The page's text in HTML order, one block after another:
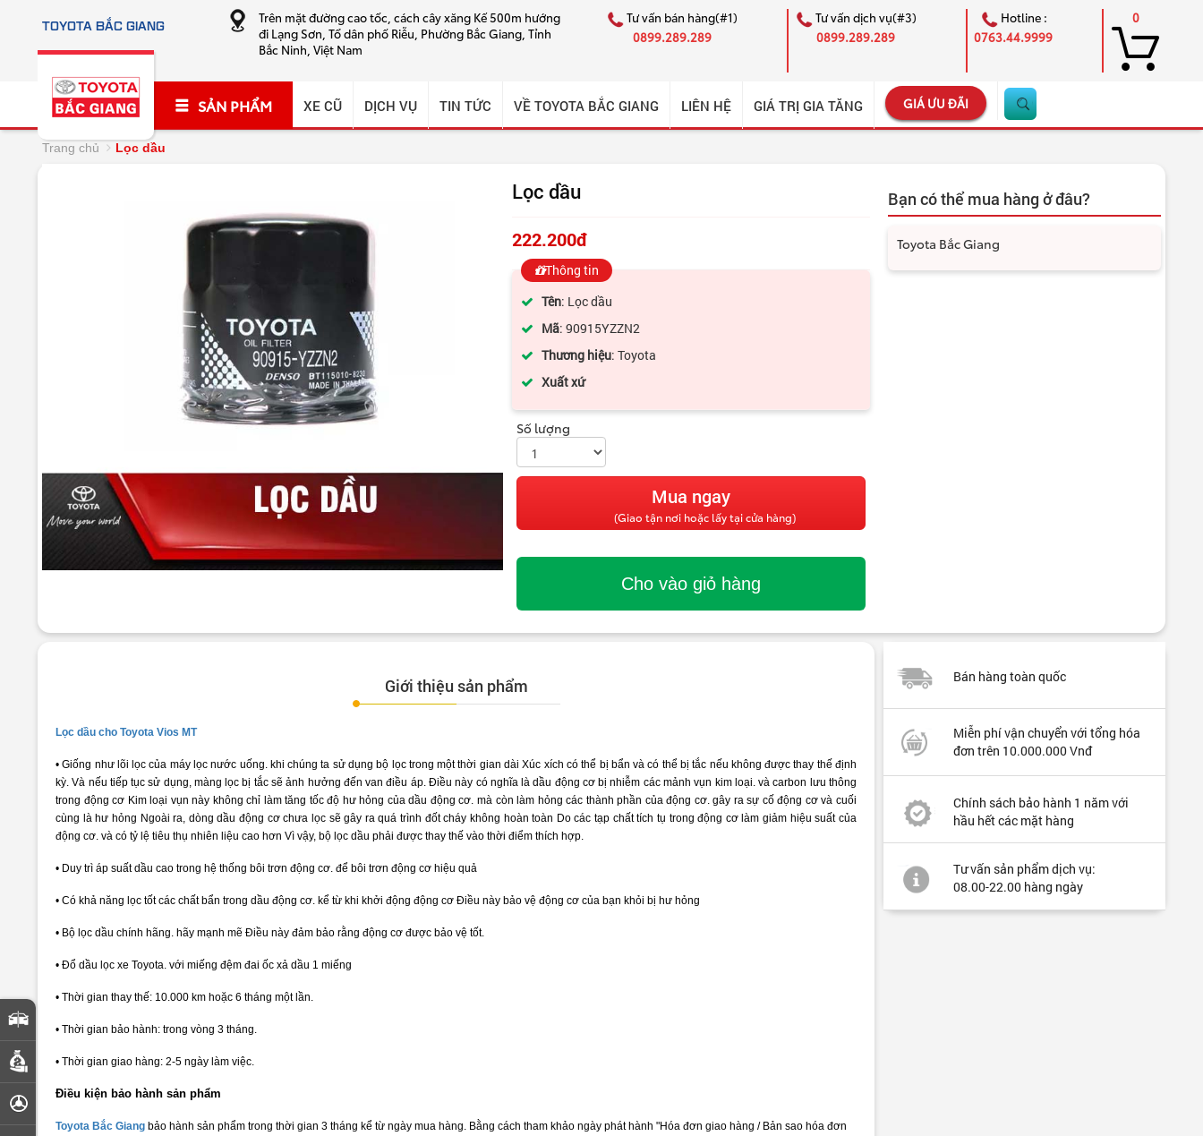
TOYOTA BẮC GIANG
Trên mặt đường cao tốc, cách cây xăng Kế 500m hướng
đi Lạng Sơn, Tổ dân phố Riễu, Phường Bắc Giang, Tỉnh
Bắc Ninh, Việt Nam
Tư vấn bán hàng(#1)
0899.289.289
Tư vấn dịch vụ(#3)
0899.289.289
Hotline :
0763.44.9999
0
SẢN PHẨM XE CŨ DỊCH VỤ TIN TỨC VỀ TOYOTA BẮC GIANG LIÊN HỆ GIÁ TRỊ GIA TĂNG GIÁ ƯU ĐÃI
Trang chủ Lọc dầu
Lọc dầu
222.200đ
Thông tin
Tên: Lọc dầu
Mã: 90915YZZN2
Thương hiệu: Toyota
Xuất xứ
Số lượng
(Giao tận nơi hoặc lấy tại cửa hàng)
Bạn có thể mua hàng ở đâu?
Toyota Bắc Giang
Giới thiệu sản phẩm
Lọc dầu cho Toyota Vios MT
• Giống như lõi lọc của máy lọc nước uống. khi chúng ta sử dụng bộ lọc trong một thời gian dài Xúc xích có thể bị bẩn và có thể bị tắc nếu không được thay thế định
kỳ. Và nếu tiếp tục sử dụng, màng lọc bị tắc sẽ ảnh hưởng đến van điều áp. Điều này có nghĩa là dầu động cơ bị nhiễm các mảnh vụn kim loại. và carbon lưu thông
trong động cơ Kim loại vụn này không chỉ làm tăng tốc độ hư hỏng của dầu động cơ. mà còn làm hỏng các thành phần của động cơ. gây ra sự cố động cơ và cuối
cùng là hư hỏng Ngoài ra, dòng dầu động cơ chưa lọc sẽ gây ra quá trình đốt cháy không hoàn toàn Do các tạp chất tích tụ trong động cơ làm giảm hiệu suất của
động cơ. và có tỷ lệ tiêu thụ nhiên liệu cao hơn Vì vậy, bộ lọc dầu phải được thay thế vào thời điểm thích hợp.
• Duy trì áp suất dầu cao trong hệ thống bôi trơn động cơ. để bôi trơn động cơ hiệu quả
• Có khả năng lọc tốt các chất bẩn trong dầu động cơ. kể từ khi khởi động động cơ Điều này bảo vệ động cơ của bạn khỏi bị hư hỏng
• Bộ lọc dầu chính hãng. hãy mạnh mẽ Điều này đảm bảo rằng động cơ được bảo vệ tốt.
• Đổ dầu lọc xe Toyota. với miếng đệm đai ốc xả dầu 1 miếng
• Thời gian thay thế: 10.000 km hoặc 6 tháng một lần.
• Thời gian bảo hành: trong vòng 3 tháng.
• Thời gian giao hàng: 2-5 ngày làm việc.
Điều kiện bảo hành sản phẩm
Toyota Bắc Giang bảo hành sản phẩm trong thời gian 3 tháng kể từ ngày mua hàng. Bằng cách tham khảo ngày phát hành "Hóa đơn giao hàng / Bản sao hóa đơn
Bán hàng toàn quốc
Miễn phí vận chuyển với tổng hóa
đơn trên 10.000.000 Vnđ
Chính sách bảo hành 1 năm với
hầu hết các mặt hàng
Tư vấn sản phẩm dịch vụ:
08.00-22.00 hàng ngày
So sánh xe
Dự toán chi phí
Đăng ký lái thử